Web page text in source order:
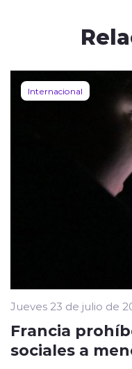
Internacional
Jueves 23 de julio de
Francia
sociales a